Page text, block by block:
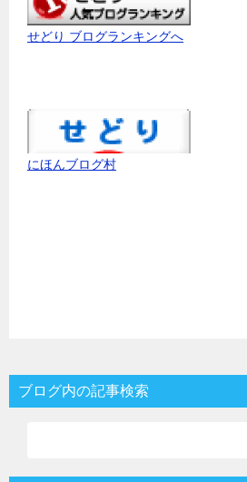
せどり ブログランキングへ
にほんブログ村
ブログ内の記事検索